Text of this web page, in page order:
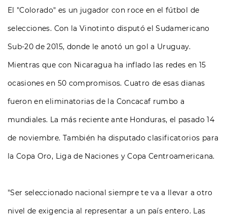
El "Colorado" es un jugador con roce en el fútbol de
selecciones. Con la Vinotinto disputó el Sudamericano
Sub-20 de 2015, donde le anotó un gol a Uruguay.
Mientras que con Nicaragua ha inflado las redes en 15
ocasiones en 50 compromisos. Cuatro de esas dianas
fueron en eliminatorias de la Concacaf rumbo a
mundiales. La más reciente ante Honduras, el pasado 14
de noviembre. También ha disputado clasificatorios para
la Copa Oro, Liga de Naciones y Copa Centroamericana.
"Ser seleccionado nacional siempre te va a llevar a otro
nivel de exigencia al representar a un país entero. Las